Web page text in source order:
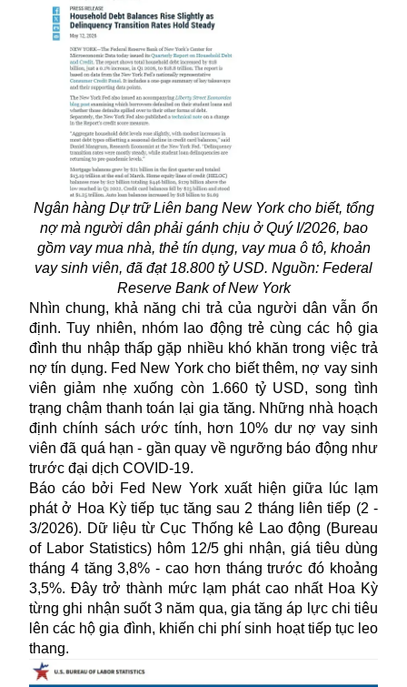
Ngân hàng Dự trữ Liên bang New York cho biết, tổng
nợ mà người dân phải gánh chịu ở Quý I/2026, bao
gồm vay mua nhà, thẻ tín dụng, vay mua ô tô, khoản
vay sinh viên, đã đạt 18.800 tỷ USD. Nguồn: Federal
Reserve Bank of New York
Nhìn chung, khả năng chi trả của người dân vẫn ổn
định. Tuy nhiên, nhóm lao động trẻ cùng các hộ gia
đình thu nhập thấp gặp nhiều khó khăn trong việc trả
nợ tín dụng. Fed New York cho biết thêm, nợ vay sinh
viên giảm nhẹ xuống còn 1.660 tỷ USD, song tình
trạng chậm thanh toán lại gia tăng. Những nhà hoạch
định chính sách ước tính, hơn 10% dư nợ vay sinh
viên đã quá hạn - gần quay về ngưỡng báo động như
trước đại dịch COVID-19.
Báo cáo bởi Fed New York xuất hiện giữa lúc
lạm
phátở Hoa Kỳ tiếp tục tăng sau 2 tháng liên tiếp (2 -
3/2026). Dữ liệu từ Cục Thống kê Lao động (Bureau
of Labor Statistics) hôm 12/5 ghi nhận, giá tiêu dùng
tháng 4 tăng 3,8% - cao hơn tháng trước đó khoảng
3,5%. Đây trở thành mức lạm phát cao nhất Hoa Kỳ
từng ghi nhận suốt 3 năm qua, gia tăng áp lực chi tiêu
lên các hộ gia đình, khiến chi phí sinh hoạt tiếp tục leo
thang.